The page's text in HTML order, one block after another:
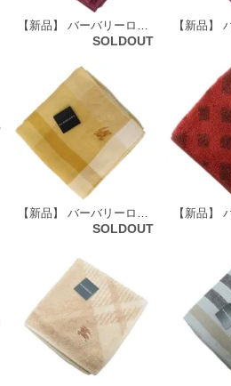
【新品】 バーバリーロンドン BURBERRY LONDON タオルハンカチ 72137
SOLDOUT
【新品】 バーバリーロンドン BURBERRY LONDON ガーゼ タオルハンカチ 51146
SOLDOUT